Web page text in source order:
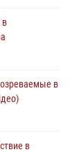
в
в
в